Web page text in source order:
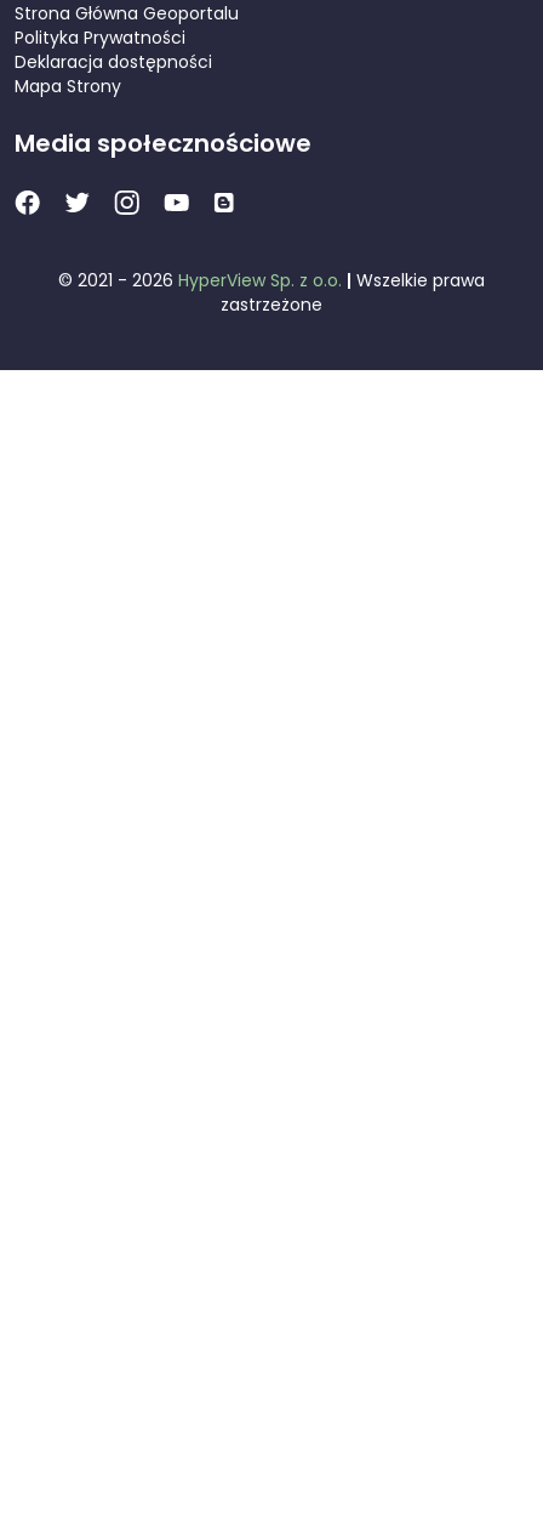
Strona Główna Geoportalu
Polityka Prywatności
Deklaracja dostępności
Mapa Strony
Media społecznościowe
© 2021 - 2026 HyperView Sp. z o.o. | Wszelkie prawa
zastrzeżone